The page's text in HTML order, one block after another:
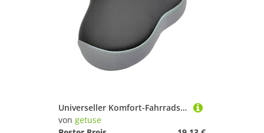
Universeller Komfort-Fahrradsattel, breites Heimtrainer-Sattelkissen, Stoßdämpfung, weicher Fahrradsattel für drinnen und draußen
von getuse